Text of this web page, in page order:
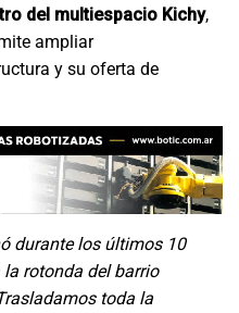
del multiespacio Kichy,
ampliar
y su oferta de
durante los últimos 10
la rotonda del barrio
toda la